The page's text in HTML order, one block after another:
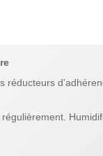
réducteurs